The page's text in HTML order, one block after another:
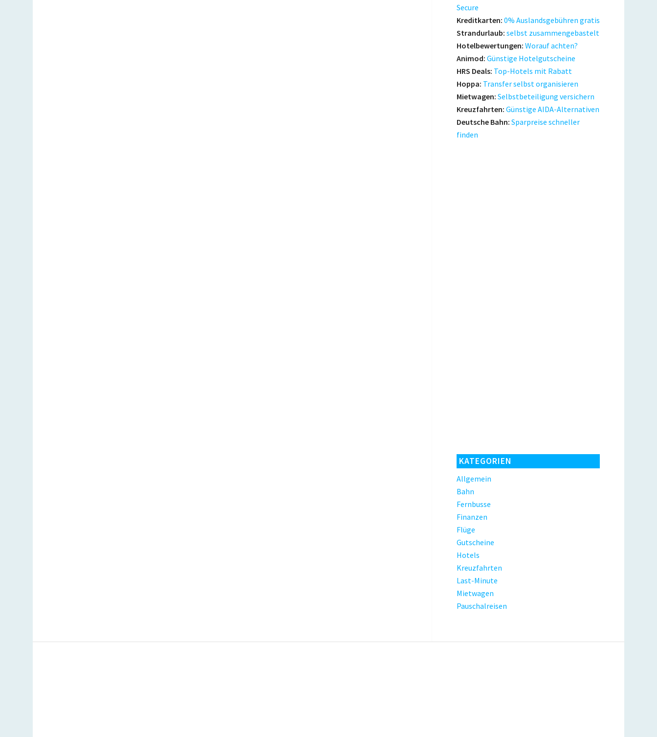
Secure
Kreditkarten: 0% Auslandsgebühren gratis
Strandurlaub: selbst zusammengebastelt
Hotelbewertungen: Worauf achten?
Animod: Günstige Hotelgutscheine
HRS Deals: Top-Hotels mit Rabatt
Hoppa: Transfer selbst organisieren
Mietwagen: Selbstbeteiligung versichern
Kreuzfahrten: Günstige AIDA-Alternativen
Deutsche Bahn: Sparpreise schneller
finden
KATEGORIEN
Allgemein
Bahn
Fernbusse
Finanzen
Flüge
Gutscheine
Hotels
Kreuzfahrten
Last-Minute
Mietwagen
Pauschalreisen